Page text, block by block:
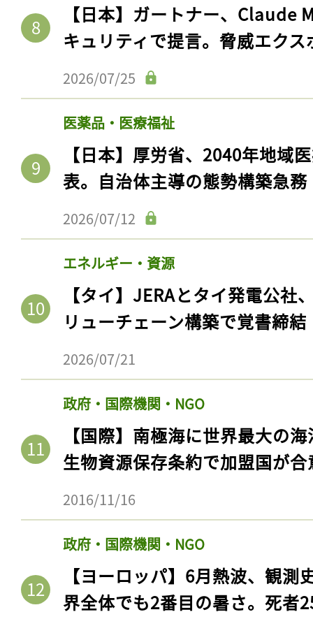
【日本】ガートナー、Claude
キュリティで提言。脅威エク
2026/07/25
医薬品・医療福祉
【日本】厚労省、2040年地域
表。自治体主導の態勢構築急務
2026/07/12
エネルギー・資源
【タイ】JERAとタイ発電公社
リューチェーン構築で覚書締結
2026/07/21
政府・国際機関・NGO
【国際】南極海に世界最大の
生物資源保存条約で加盟国が合
2016/11/16
政府・国際機関・NGO
【ヨーロッパ】6月熱波、観
界全体でも2番目の暑さ。死者
記事をお気に入りに
ログインが必